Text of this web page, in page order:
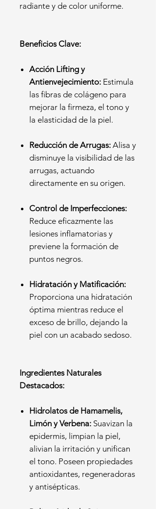
radiante y de color uniforme.
Beneficios Clave:
Acción Lifting y
Antienvejecimiento: Estimula
las fibras de colágeno para
mejorar la firmeza, el tono y
la elasticidad de la piel.
Reducción de Arrugas: Alisa y
disminuye la visibilidad de las
arrugas, actuando
directamente en su origen.
Control de Imperfecciones:
Reduce eficazmente las
lesiones inflamatorias y
previene la formación de
puntos negros.
Hidratación y Matificación:
Proporciona una hidratación
óptima mientras reduce el
exceso de brillo, dejando la
piel con un acabado sedoso.
Ingredientes Naturales
Destacados:
Hidrolatos de Hamamelis,
Limón y Verbena: Suavizan la
epidermis, limpian la piel,
alivian la irritación y unifican
el tono. Poseen propiedades
antioxidantes, regeneradoras
y antisépticas.